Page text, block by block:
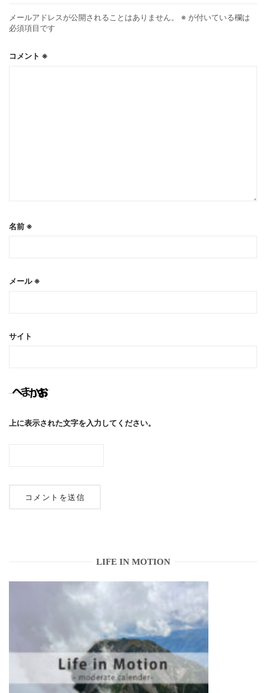
メールアドレスが公開されることはありません。 ※ が付いている欄は
必須項目です
コメント ※
名前 ※
メール※
サイト
上に表示された文字を入力してください。
LIFE IN MOTION